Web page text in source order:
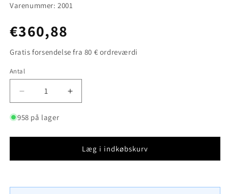
Varenummer: 2001
Normalpris
€360,88
Gratis forsendelse fra 80 € ordreværdi
Antal
Antal
Reducer
antallet
for
højbed,
diameter
Øg
antallet
højbed,
udvendig
diameter
958 på lager
Læg i indkøbskurv